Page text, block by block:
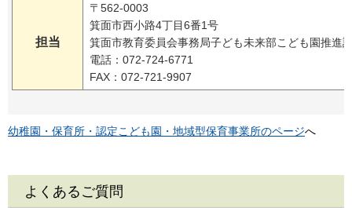
担当
〒562-0003
箕面市西小路4丁目6番1号
箕面市教育委員会事務局子ども未来部こども園推進
電話：072-724-6771
FAX：072-721-9907
幼稚園・保育所・認定こども園・地域型保育事業所のページへ
よくあるご質問